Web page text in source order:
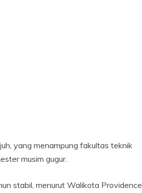
yang menampung fakultas teknik
musim gugur.
stabil, menurut Walikota Providence